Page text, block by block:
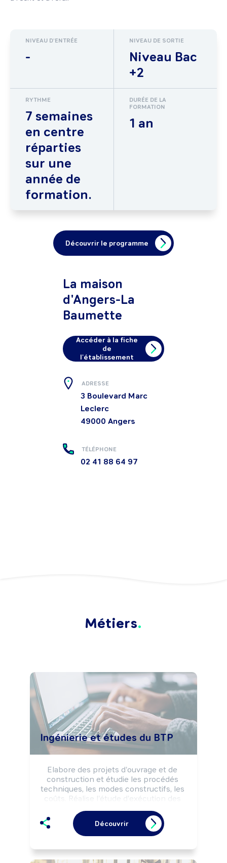
NIVEAU D'ENTRÉE
-
NIVEAU DE SORTIE
Niveau Bac
+2
RYTHME
7 semaines
en centre
réparties
sur une
année de
formation.
DURÉE DE LA
FORMATION
1 an
Découvrir le programme
La maison
d'Angers-La
Baumette
Accéder à la fiche
de
l'établissement
ADRESSE
3 Boulevard Marc
Leclerc
49000 Angers
TÉLÉPHONE
02 41 88 64 97
Métiers
Ingénierie et études du BTP
Elabore des projets d'ouvrage et de
construction et étudie les procédés
techniques, les modes constructifs, les
coûts. Réalise l'étude d'exécution des
économique du chantier. Peut
coordonner une équipe, un projet.
Découvrir